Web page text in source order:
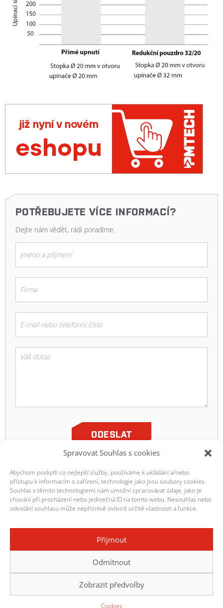
Spravovat Souhlas s cookies
Abychom poskytli co nejlepší služby, používáme k ukládání a/nebo
přístupu k informacím o zařízení, technologie jako jsou soubory cookies.
Souhlas s těmito technologiemi nám umožní zpracovávat údaje, jako je
chování při procházení nebo jedinečná ID na tomto webu. Nesouhlas nebo
odvolání souhlasu může nepříznivě ovlivnit určité vlastnosti a funkce.
Přijmout
Odmítnout
Zobrazit předvolby
Cookies
POTŘEBUJETE VÍCE INFORMACÍ?
Dejte nám vědět, rádi poradíme.
ODESLAT
HOMEPAGE
KONTAKTY
OBCHODNÍ A SMLUVNÍ PODMÍNKY
© 2026 PM-TECH s.r.o.